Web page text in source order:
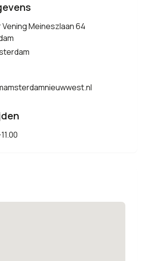
Meineszlaan 64